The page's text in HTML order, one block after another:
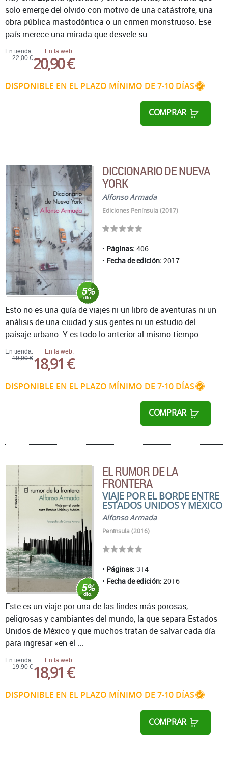
En tienda:
22,00 €
En la web:
20,90 €
DISPONIBLE EN EL PLAZO MÍNIMO DE 7-10 DÍAS
COMPRAR
solo emerge del olvido con motivo de una catástrofe, una
obra pública mastodóntica o un crimen monstruoso. Ese
país merece una mirada que desvele su ...
DICCIONARIO DE NUEVA
YORK
Alfonso Armada
Ediciones Península (2017)
Páginas: 406
Fecha de edición: 2017
En tienda:
19,90 €
En la web:
18,91 €
DISPONIBLE EN EL PLAZO MÍNIMO DE 7-10 DÍAS
COMPRAR
Esto no es una guía de viajes ni un libro de aventuras ni un
análisis de una ciudad y sus gentes ni un estudio del
paisaje urbano. Y es todo lo anterior al mismo tiempo. ...
EL RUMOR DE LA
FRONTERA
VIAJE POR EL BORDE ENTRE
ESTADOS UNIDOS Y MÉXICO
Alfonso Armada
Península (2016)
Páginas: 314
Fecha de edición: 2016
En tienda:
19,90 €
En la web:
18,91 €
DISPONIBLE EN EL PLAZO MÍNIMO DE 7-10 DÍAS
COMPRAR
Este es un viaje por una de las lindes más porosas,
peligrosas y cambiantes del mundo, la que separa Estados
Unidos de México y que muchos tratan de salvar cada día
para ingresar «en el ...